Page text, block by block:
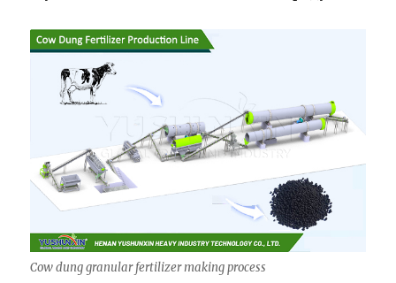
Cow dung granular fertilizer making process